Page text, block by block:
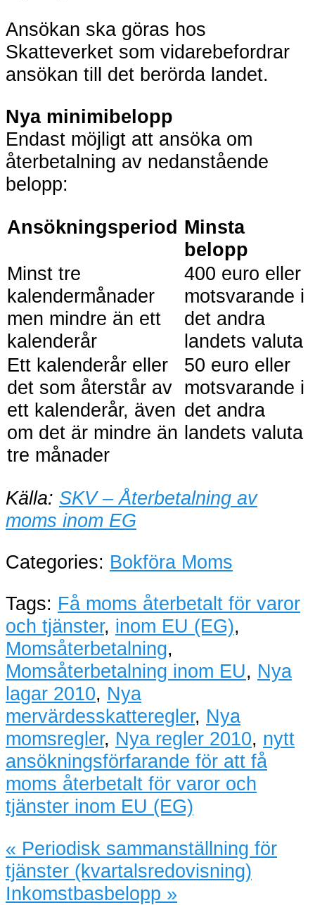
Ansökan ska göras hos
Skatteverket som vidarebefordrar
ansökan till det berörda landet.
Nya minimibelopp
Endast möjligt att ansöka om
återbetalning av nedanstående
belopp:
Ansökningsperiod Minsta
belopp
Minst tre
kalendermånader
men mindre än ett
kalenderår
400 euro eller
motsvarande i
det andra
landets valuta
Ett kalenderår eller
det som återstår av
ett kalenderår, även
om det är mindre än
tre månader
50 euro eller
motsvarande i
det andra
landets valuta
Källa: SKV – Återbetalning av
moms inom EG
Categories: Bokföra Moms
Tags: Få moms återbetalt för varor
och tjänster, inom EU (EG),
Momsåterbetalning,
Momsåterbetalning inom EU, Nya
lagar 2010, Nya
mervärdesskatteregler, Nya
momsregler, Nya regler 2010, nytt
ansökningsförfarande för att få
moms återbetalt för varor och
tjänster inom EU (EG)
« Periodisk sammanställning för
tjänster (kvartalsredovisning)
Inkomstbasbelopp »